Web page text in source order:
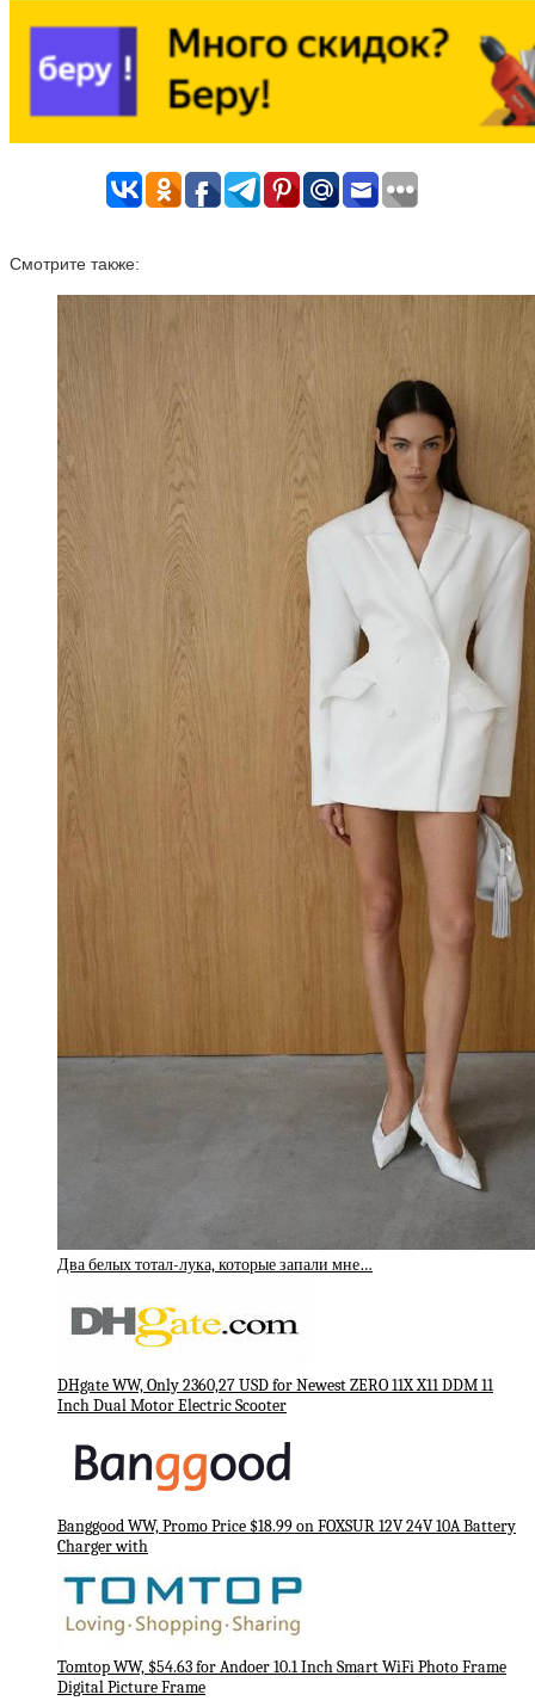
Смотрите также:
Два белых тотал-лука, которые запали мне…
DHgate WW, Only 2360,27 USD for Newest ZERO 11X X11 DDM 11
Inch Dual Motor Electric Scooter
Banggood WW, Promo Price $18.99 on FOXSUR 12V 24V 10A Battery
Charger with
Tomtop WW, $54.63 for Andoer 10.1 Inch Smart WiFi Photo Frame
Digital Picture Frame